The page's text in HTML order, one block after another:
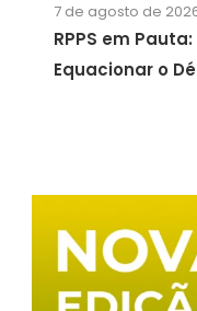
7 de agosto de
RPPS em
Equacionar o